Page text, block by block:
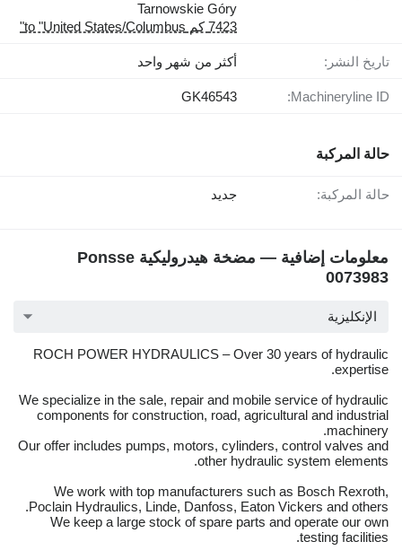
Tarnowskie Góry
7423 كم to "United States/Columbus"
تاريخ النشر: أكثر من شهر واحد
Machineryline ID:
GK46543
حالة المركبة
حالة المركبة: جديد
معلومات إضافية — مضخة هيدروليكية Ponsse
0073983
الإنكليزية
ROCH POWER HYDRAULICS – Over 30 years of hydraulic
expertise.
We specialize in the sale, repair and mobile service of hydraulic
components for construction, road, agricultural and industrial
machinery.
Our offer includes pumps, motors, cylinders, control valves and
other hydraulic system elements.
We work with top manufacturers such as Bosch Rexroth,
Poclain Hydraulics, Linde, Danfoss, Eaton Vickers and others.
We keep a large stock of spare parts and operate our own
testing facilities.